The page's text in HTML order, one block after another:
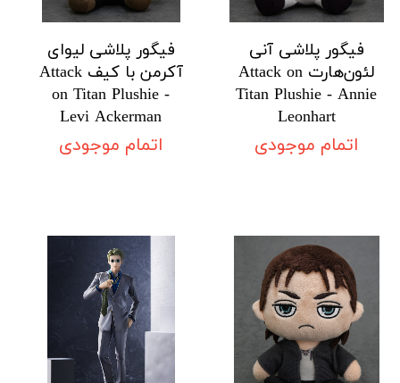
فیگور پلاشی آنی
لئون‌هارت Attack on
Titan Plushie - Annie
Leonhart
اتمام موجودی
فیگور پلاشی لیوای
آکرمن با کیف Attack
on Titan Plushie -
Levi Ackerman
اتمام موجودی